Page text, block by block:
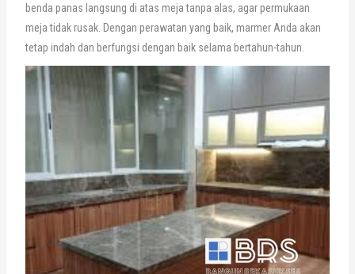
benda panas langsung di atas meja tanpa alas, agar permukaan
meja tidak rusak. Dengan perawatan yang baik, marmer Anda akan
tetap indah dan berfungsi dengan baik selama bertahun-tahun.